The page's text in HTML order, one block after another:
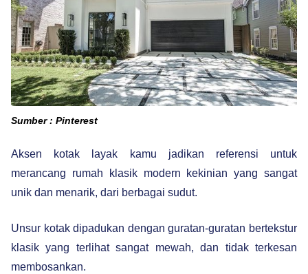
Sumber : Pinterest
Aksen kotak layak kamu jadikan referensi untuk
merancang rumah klasik modern kekinian yang sangat
unik dan menarik, dari berbagai sudut.
Unsur kotak dipadukan dengan guratan-guratan bertekstur
klasik yang terlihat sangat mewah, dan tidak terkesan
membosankan.